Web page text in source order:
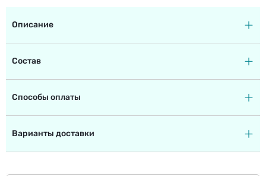
Описание
Состав
Способы оплаты
Варианты доставки